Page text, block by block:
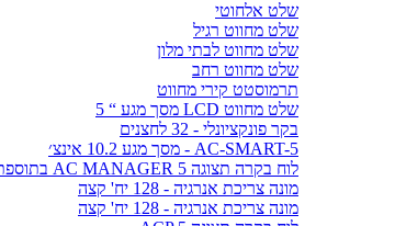
שלט אלחוטי
שלט מחווט רגיל
שלט מחווט לבתי מלון
שלט מחווט רחב
תרמוסטט קירי מחווט
שלט מחווט LCD מסך מגע “ 5
בקר פונקציונלי - 32 לחצנים
AC-SMART-5 - מסך מגע 10.2 אינצ׳
לוח בקרה תצוגה AC MANAGER 5 בתוספת תוכנת ניהול
מונה צריכת אנרגיה - 128 יח' קצה
מונה צריכת אנרגיה - 128 יח' קצה